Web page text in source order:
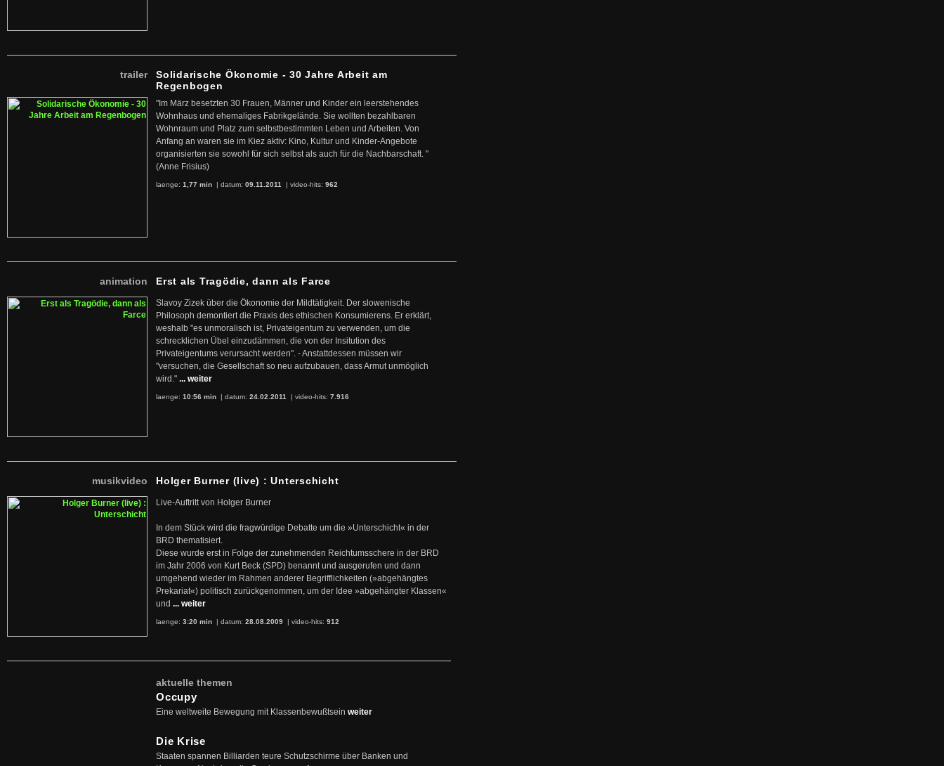
trailer
Solidarische Ökonomie - 30 Jahre Arbeit am
Regenbogen
"Im März besetzten 30 Frauen, Männer und Kinder ein leerstehendes
Wohnhaus und ehemaliges Fabrikgelände. Sie wollten bezahlbaren
Wohnraum und Platz zum selbstbestimmten Leben und Arbeiten. Von
Anfang an waren sie im Kiez aktiv: Kino, Kultur und Kinder-Angebote
organisierten sie sowohl für sich selbst als auch für die Nachbarschaft. "
(Anne Frisius)
laenge: 1,77 min | datum: 09.11.2011 | video-hits: 962
animation Erst als Tragödie, dann als Farce
Slavoy Zizek über die Ökonomie der Mildtätigkeit. Der slowenische
Philosoph demontiert die Praxis des ethischen Konsumierens. Er erklärt,
weshalb "es unmoralisch ist, Privateigentum zu verwenden, um die
schrecklichen Übel einzudämmen, die von der Insitution des
Privateigentums verursacht werden". - Anstattdessen müssen wir
"versuchen, die Gesellschaft so neu aufzubauen, dass Armut unmöglich
wird." ... weiter
laenge: 10:56 min | datum: 24.02.2011 | video-hits: 7.916
musikvideo Holger Burner (live) : Unterschicht
Live-Auftritt von Holger Burner
In dem Stück wird die fragwürdige Debatte um die »Unterschicht« in der
BRD thematisiert.
Diese wurde erst in Folge der zunehmenden Reichtumsschere in der BRD
im Jahr 2006 von Kurt Beck (SPD) benannt und ausgerufen und dann
umgehend wieder im Rahmen anderer Begrifflichkeiten (»abgehängtes
Prekariat«) politisch zurückgenommen, um der Idee »abgehängter Klassen«
und ... weiter
laenge: 3:20 min | datum: 28.08.2009 | video-hits: 912
aktuelle themen
Occupy
Eine weltweite Bewegung mit Klassenbewußtsein weiter
Die Krise
Staaten spannen Billiarden teure Schutzschirme über Banken und